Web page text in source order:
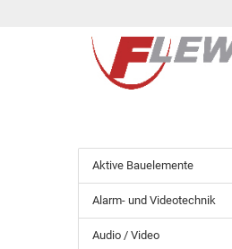
Aktive Bauelemente
Alarm- und Videotechnik
Audio / Video